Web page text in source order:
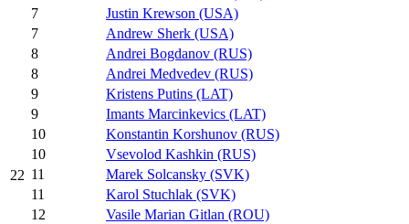
22
7
Justin Krewson (USA)
7
Andrew Sherk (USA)
8
Andrei Bogdanov (RUS)
8
Andrei Medvedev (RUS)
9
Kristens Putins (LAT)
9
Imants Marcinkevics (LAT)
10
Konstantin Korshunov (RUS)
10
Vsevolod Kashkin (RUS)
11
Marek Solcansky (SVK)
11
Karol Stuchlak (SVK)
12
Vasile Marian Gitlan (ROU)